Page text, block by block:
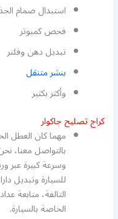
استبدال صمام
فحص كمبوتر
تبديل دهن وفلتر
بنشر متنقل
وأكثر بكثير
كراج تصليح جاكوار
مهما كان العطل
بالتواصل معنا،
وسرعة كبيرة عبر
للسيارة وتبديل
التالفة، متابعة
الخاصة بالسيارة.